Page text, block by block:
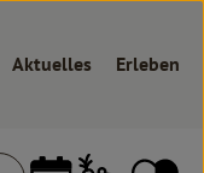
Aktuelles Erleben